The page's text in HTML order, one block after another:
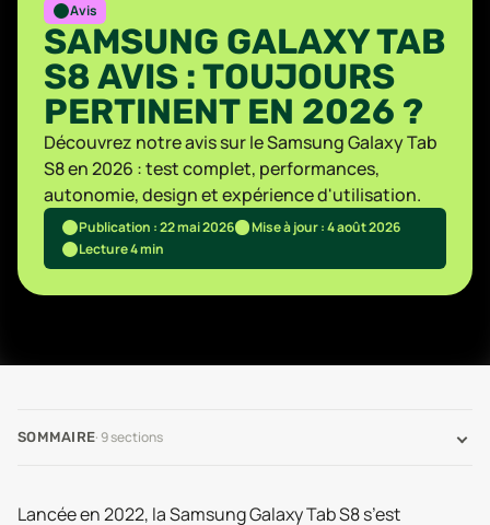
Avis
SAMSUNG GALAXY TAB
S8 AVIS : TOUJOURS
PERTINENT EN 2026 ?
Découvrez notre avis sur le Samsung Galaxy Tab
S8 en 2026 : test complet, performances,
autonomie, design et expérience d'utilisation.
Publication : 22 mai 2026
Mise à jour : 4 août 2026
Lecture 4 min
SOMMAIRE· 9sections
Lancée en 2022, la Samsung Galaxy Tab S8 s’est